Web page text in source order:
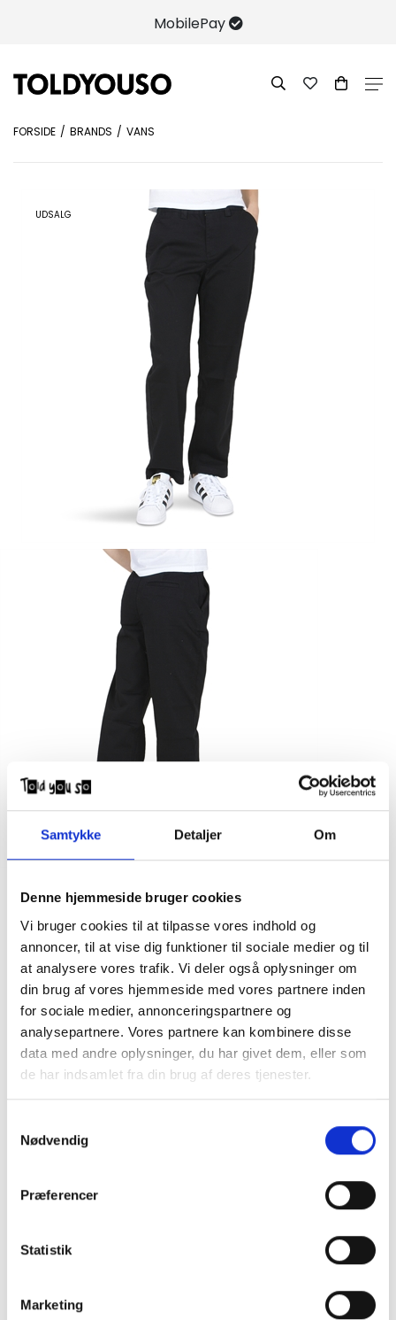
Samtykke Detaljer Om
Denne hjemmeside bruger cookies
Vi bruger cookies til at tilpasse vores indhold og
annoncer, til at vise dig funktioner til sociale medier og til
at analysere vores trafik. Vi deler også oplysninger om
din brug af vores hjemmeside med vores partnere inden
for sociale medier, annonceringspartnere og
analysepartnere. Vores partnere kan kombinere disse
data med andre oplysninger, du har givet dem, eller som
de har indsamlet fra din brug af deres tjenester.
Nødvendig
Præferencer
Statistik
Marketing
MobilePay
FORSIDE BRANDS VANS
UDSALG
Vans Chinos Girls Authentic Black
DKK300,00 599,00
Vans chino bukser til piger.
Den klassiske Vans skate chino her til piger.
100% Bomuld - Blød kanvas.
Modellen er 16 år / 170 cm høj og har str. 26 på.
På ordre under er fragtprisen 29,-